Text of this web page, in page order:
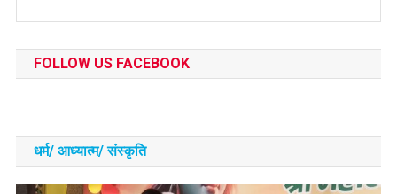
FOLLOW US FACEBOOK
धर्म/ आध्‍यात्‍म/ संस्‍कृति